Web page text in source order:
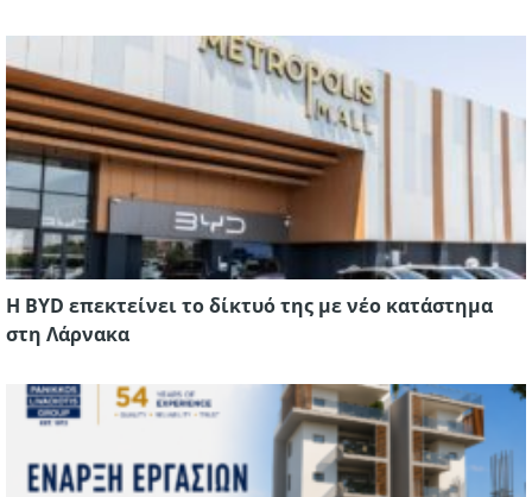
Η BYD επεκτείνει το δίκτυό της με νέο κατάστημα
στη Λάρνακα